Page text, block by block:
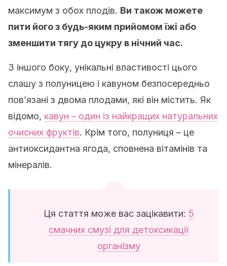
максимум з обох плодів. Ви також можете
пити його з будь-яким прийомом їжі або
зменшити тягу до цукру в нічний час.
З іншого боку, унікальні властивості цього
слашу з полуницею і кавуном безпосередньо
пов’язані з двома плодами, які він містить. Як
відомо, кавун – один із найкращих натуральних
очисних фруктів. Крім того, полуниця – це
антиоксидантна ягода, сповнена вітамінів та
мінералів.
Ця стаття може вас зацікавити: 5
смачних смузі для детоксикації
організму